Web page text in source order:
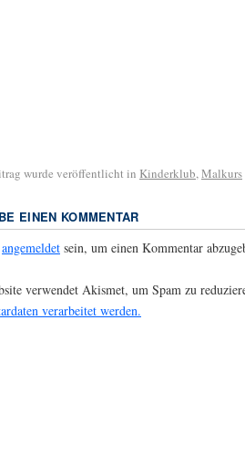
wurde veröffentlicht in Kinderklub,Malkurs
EINEN KOMMENTAR
angemeldet sein, um einen Kommentar
verwendet Akismet, um Spam zu
verarbeitet werden.